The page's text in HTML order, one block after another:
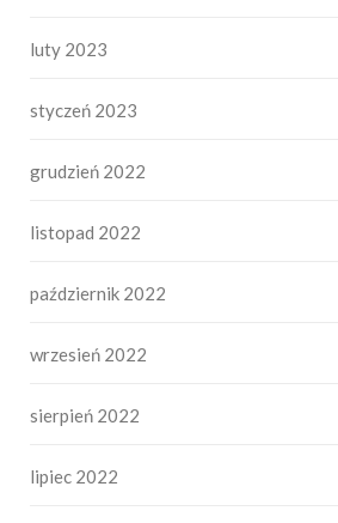
luty 2023
styczeń 2023
grudzień 2022
listopad 2022
październik 2022
wrzesień 2022
sierpień 2022
lipiec 2022